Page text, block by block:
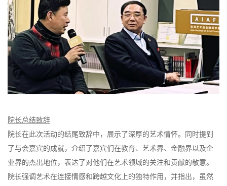
院长总结致辞
院长在此次活动的结尾致辞中，展示了深厚的艺术情怀。同时提到
了与会嘉宾的成就，介绍了嘉宾们在教育、艺术界、金融界以及企
业界的杰出地位，表达了对他们在艺术领域的关注和贡献的敬意。
院长强调艺术在连接情感和跨越文化上的独特作用，并指出，虽然